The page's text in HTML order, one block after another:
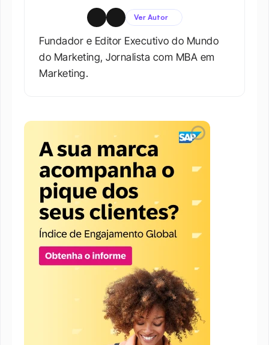
Ver Autor
Fundador e Editor Executivo do Mundo
do Marketing, Jornalista com MBA em
Marketing.